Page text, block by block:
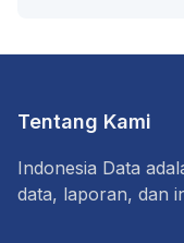
Tentang Kami
Indonesia Data
data, laporan, dan